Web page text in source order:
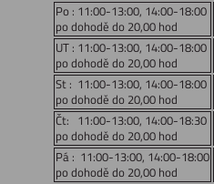
Po : 11:00-13:00, 14:00-18:00
po dohodě do 20,00 hod
UT : 11:00-13:00, 14:00-18:00
po dohodě do 20,00 hod
St : 11:00-13:00, 14:00-18:00
po dohodě do 20,00 hod
Čt: 11:00-13:00, 14:00-18:30
po dohodě do 20,00 hod
Pá : 11:00-13:00, 14:00-18:00
po dohodě do 20,00 hod